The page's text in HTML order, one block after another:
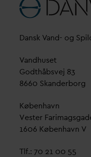
Dansk Vand- og
Vandhuset
Godthåbsvej 83
8660 Skanderborg
København
Vester
1606 København V
Tlf.: 70 21 00 55